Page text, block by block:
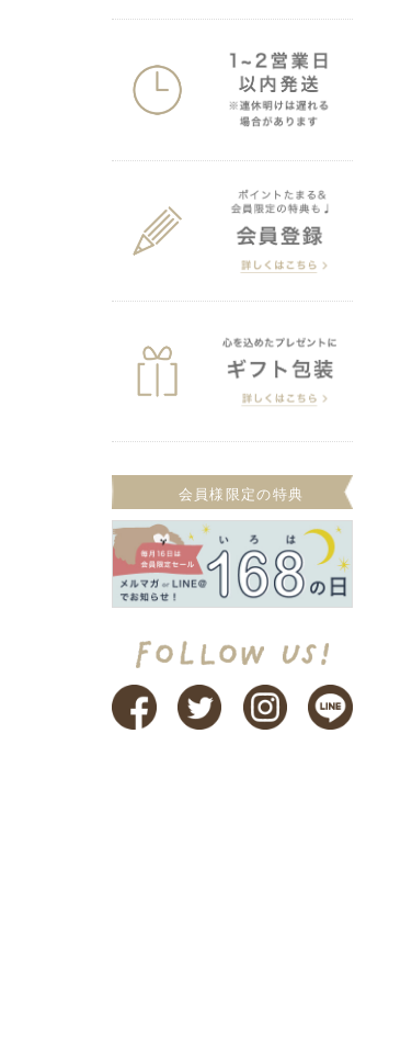
会員様限定の特典